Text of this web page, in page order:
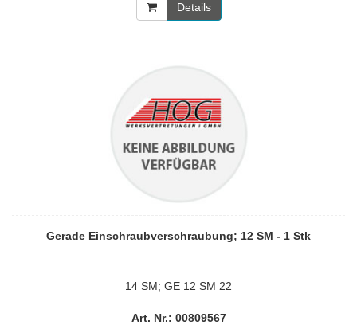
Details
Gerade Einschraubverschraubung; 12 SM - 1 Stk
14 SM; GE 12 SM 22
Art. Nr.: 00809567